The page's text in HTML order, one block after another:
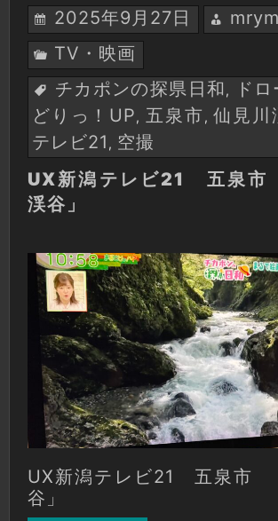
2025年9月27日
mrym
TV・映画
チカポンの探県日和 , ド
どりっ！UP, 五泉市 ,仙見川
テレビ21 , 空撮
UX新潟テレビ21 五泉市
渓谷」
UX新潟テレビ21 五泉市
谷」